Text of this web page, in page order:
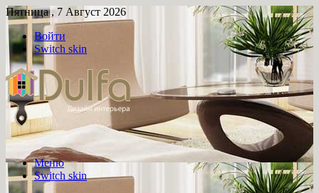
Пятница , 7 Август 2026
Войти
Switch skin
Меню
Switch skin